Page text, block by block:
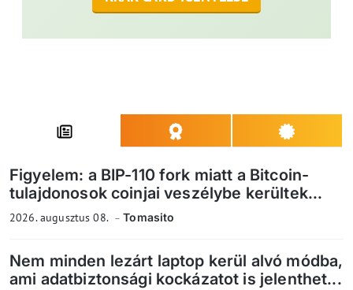
Figyelem: a BIP-110 fork miatt a Bitcoin-
tulajdonosok coinjai veszélybe kerültek...
2026. augusztus 08. Tomasito
Nem minden lezárt laptop kerül alvó módba,
ami adatbiztonsági kockázatot is jelenthet...